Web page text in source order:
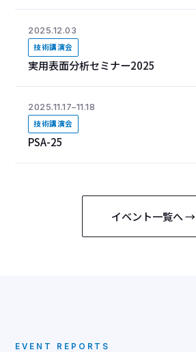
2025.12.03
技術講演会
実用表面分析セミナー2025
2025.11.17–11.18
技術講演会
PSA-25
イベント一覧へ →
EVENT REPORTS